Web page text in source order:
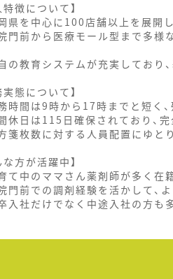
特徴について】
県を中心に100店舗以上を展開
門前から医療モール型まで多様
の教育システムが充実しており
実態について】
時間は9時から17時までと短く
休日は115日確保されており、
箋枚数に対する人員配置にゆと
な方が活躍中】
て中のママさん薬剤師が多く在
門前での調剤経験を活かして、
入社だけでなく中途入社の方も